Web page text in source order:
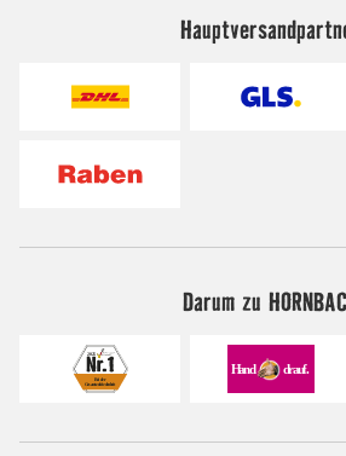
Darum zu